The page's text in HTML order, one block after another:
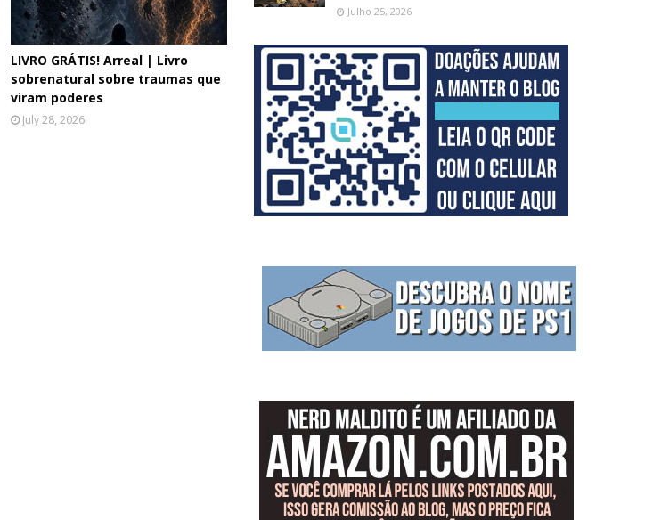
LIVRO GRÁTIS! Arreal | Livro
sobrenatural sobre traumas que
viram poderes
July 28, 2026
Julho 25, 2026